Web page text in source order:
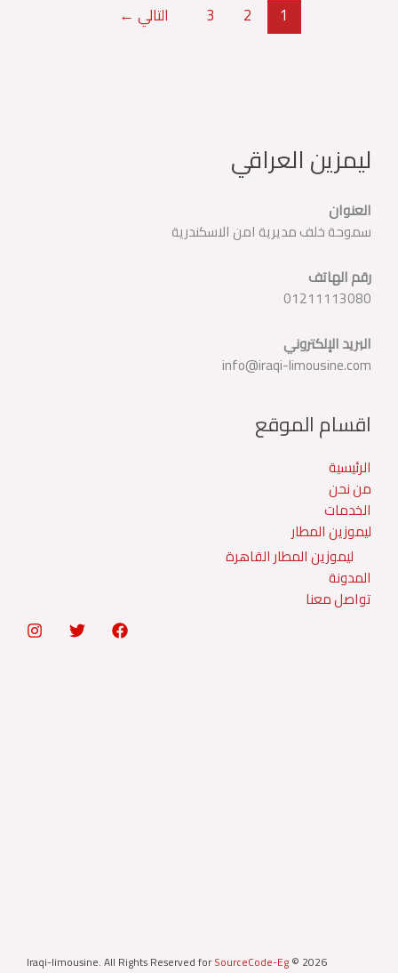
1
2
3 التالي ←
ليمزين العراقي
العنوان
سموحة خلف مديرية امن الاسكندرية
رقم الهاتف
01211113080
البريد الإلكتروني
info@iraqi-limousine.com
اقسام الموقع
الرئيسية
من نحن
الخدمات
ليموزين المطار
ليموزين المطار القاهرة
المدونة
تواصل معنا
Iraqi-limousine. All Rights Reserved forSourceCode-Eg© 2026